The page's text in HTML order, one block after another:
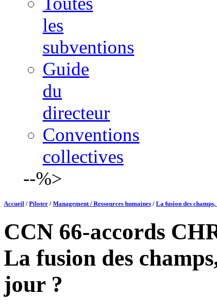
les
subventions
Guide
du
directeur
Conventions
collectives
--%>
Accueil / Piloter / Management / Ressources humaines / La fusion des
CCN 66-accords
La fusion des
jour ?